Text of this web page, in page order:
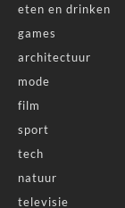
eten en drinken
games
architectuur
mode
film
sport
tech
natuur
televisie